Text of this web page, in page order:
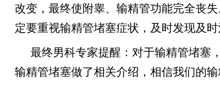
改变，最终使附睾、输精管功能完全丧
定要重视输精管堵塞症状，及时发现及
最终男科专家提醒：对于输精管堵塞
输精管堵塞做了相关介绍，相信我们的